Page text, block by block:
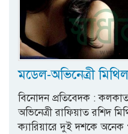
মডেল-অভিনেত্রী
বিনোদন প্রতিবেদক :
অভিনেত্রী রাফিয়াত রশিদ
ক্যারিয়ারে দুই দশকে অনেক